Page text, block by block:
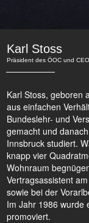
Karl Stoss
Präsident des ÖOC und
Karl Stoss, geboren
aus einfachen
Bundeslehr- und
gemacht und
Innsbruck studiert.
knapp vier
Wohnraum
Vertragsassistent
sowie bei der
Im Jahr 1986 wurde
promoviert.